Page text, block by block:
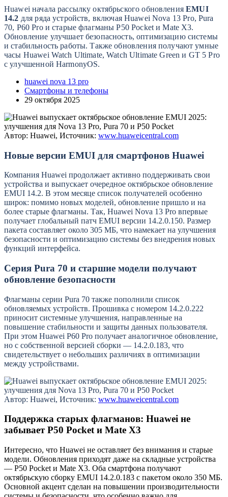
Huawei начала рассылку октябрьского обновленияEMUI
14.2 для ряда устройств, включая Huawei Nova 13 Pro, Pura
70, P60 Pro и старые флагманы P50 Pocket и Mate X3.
Обновление улучшает безопасность, оптимизацию системы
и стабильность работы. Также обновления получают умные
часы Huawei Watch Ultimate, Watch Ultimate Green и GT 5 Pro
с улучшенной HarmonyOS.
huawei nova 13 pro
Смартфоны и телефоны
29 октября 2025
Автор: Huawei, Источник: www.huaweicentral.com
Новые версии EMUI для смартфонов Huawei
Компания Huawei продолжает активно поддерживать свои
устройства и выпускает очередное октябрьское обновление
EMUI 14.2. В этом месяце список получателей особенно
широк: помимо новых моделей, обновление пришло и на
более старые флагманы. Так, Huawei Nova 13 Pro впервые
получает глобальный патч EMUI версии 14.2.0.150. Размер
пакета составляет около 305 МБ, что намекает на улучшения
безопасности и оптимизацию системы без внедрения новых
функций интерфейса.
Серия Pura 70 и старшие модели получают
обновление безопасности
Флагманы серии Pura 70 также пополнили список
обновляемых устройств. Прошивка с номером 14.2.0.222
приносит системные улучшения, направленные на
повышение стабильности и защиты данных пользователя.
При этом Huawei P60 Pro получает аналогичное обновление,
но с собственной версией сборки — 14.2.0.183, что
свидетельствует о небольших различиях в оптимизации
между устройствами.
Автор: Huawei, Источник: www.huaweicentral.com
Поддержка старых флагманов: Huawei не
забывает P50 Pocket и Mate X3
Интересно, что Huawei не оставляет без внимания и старые
модели. Обновления приходят даже на складные устройства
— P50 Pocket и Mate X3. Оба смартфона получают
октябрьскую сборку EMUI 14.2.0.183 с пакетом около 350 МБ.
Основной акцент сделан на повышении производительности